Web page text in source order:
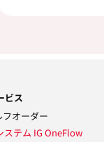
ビス
フオーダー
ステム IG OneFlow